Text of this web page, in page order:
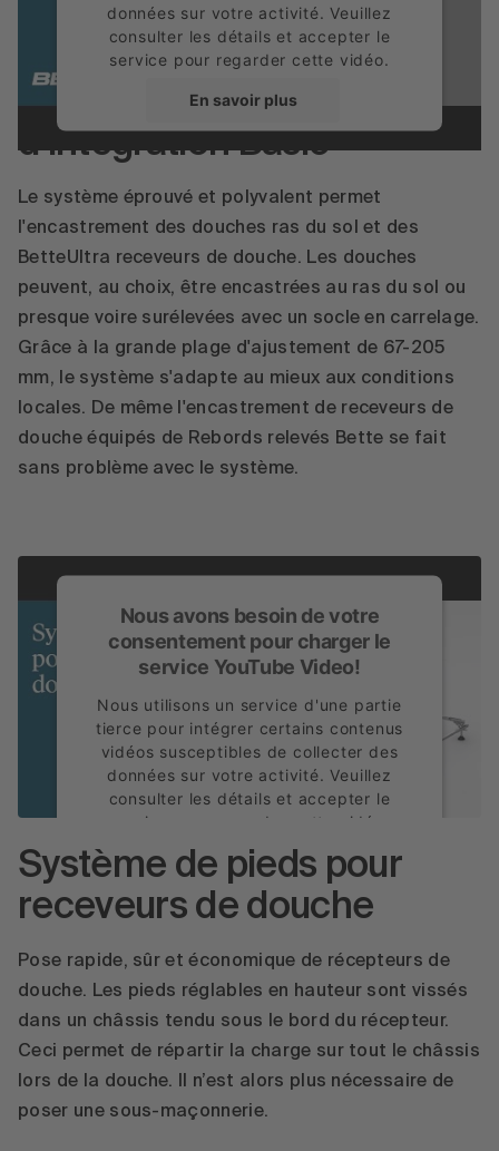
données sur votre activité. Veuillez
consulter les détails et accepter le
service pour regarder cette vidéo.
En savoir plus
Accepter
powered byUsercentrics Consent
Management Platform
BettePiètement
d‘intégration Basic
Le système éprouvé et polyvalent permet
l'encastrement des douches ras du sol et des
BetteUltra receveurs de douche. Les douches
peuvent, au choix, être encastrées au ras du sol ou
presque voire surélevées avec un socle en carrelage.
Grâce à la grande plage d'ajustement de 67-205
mm, le système s'adapte au mieux aux conditions
locales. De même l'encastrement de receveurs de
douche équipés de Rebords relevés Bette se fait
sans problème avec le système.
Nous avons besoin de votre
consentement pour charger le
service YouTube Video!
Nous utilisons un service d'une partie
tierce pour intégrer certains contenus
vidéos susceptibles de collecter des
données sur votre activité. Veuillez
consulter les détails et accepter le
service pour regarder cette vidéo.
En savoir plus
Accepter
powered byUsercentrics Consent
Management Platform
Système de pieds pour
receveurs de douche
Pose rapide, sûr et économique de récepteurs de
douche. Les pieds réglables en hauteur sont vissés
dans un châssis tendu sous le bord du récepteur.
Ceci permet de répartir la charge sur tout le châssis
lors de la douche. Il n’est alors plus nécessaire de
poser une sous-maçonnerie.